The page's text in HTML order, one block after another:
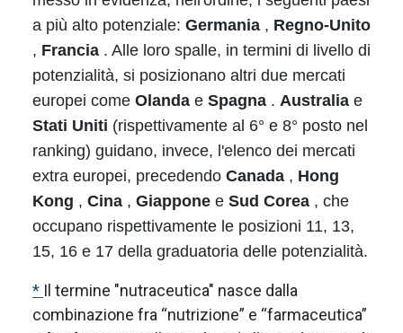
a più alto potenziale: Germania , Regno-Unito
, Francia . Alle loro spalle, in termini di livello di
potenzialità, si posizionano altri due mercati
europei come Olanda e Spagna . Australia e
Stati Uniti (rispettivamente al 6° e 8° posto nel
ranking) guidano, invece, l'elenco dei mercati
extra europei, precedendo Canada , Hong
Kong , Cina , Giappone e Sud Corea , che
occupano rispettivamente le posizioni 11, 13,
15, 16 e 17 della graduatoria delle potenzialità.
* Il termine "nutraceutica" nasce dalla
combinazione fra “nutrizione” e “farmaceutica”